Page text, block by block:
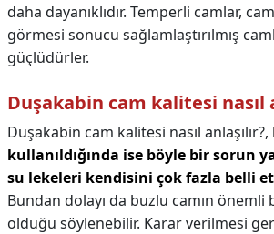
daha dayanıklıdır. Temperli camlar,
görmesi sonucu sağlamlaştırılmış
güçlüdürler.
Duşakabin cam kalitesi nasıl
Duşakabin cam kalitesi nasıl anlaşılır?,
kullanıldığında ise böyle bir sorun
su lekeleri kendisini çok fazla belli
Bundan dolayı da buzlu camın önemli
olduğu söylenebilir. Karar verilmesi